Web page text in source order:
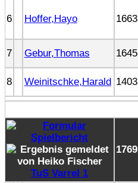
6 Hoffer,Hayo 1663
7 Gebur,Thomas 1645
8 Weinitschke,Harald 1403
TuS Varrel 1
1769